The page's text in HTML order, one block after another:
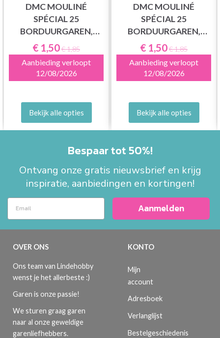
DMC MOULINÉ
SPÉCIAL 25
BORDUURGAREN,
EFFEN KLEUREN,
NEUTRALE TINTEN
€ 1,50€ 1,85
Aanbieding verloopt
12/08/2026
Bekijk alle opties
DMC MOULINÉ
SPÉCIAL 25
BORDUURGAREN,
EFFEN KLEUREN,
GROENE TINTEN
€ 1,50€ 1,85
Aanbieding verloopt
12/08/2026
Bekijk alle opties
Bespaar tot 50%!
Ontvang onze gratis nieuwsbrief en krijg
inspiratie, aanbiedingen en kortingen!
Aanmelden
OVER ONS
Ons team van Lindehobby
wenst je het allerbeste :)
Garen is onze passie!
We sturen graag garen
naar al onze geweldige
garenliefhebbers.
KONTO
Mijn
account
Adresboek
Verlanglijst
Bestelgeschiedenis